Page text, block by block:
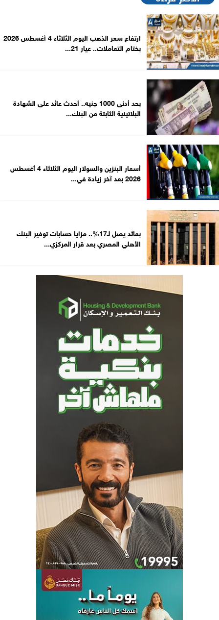
ارتفاع سعر الذهب اليوم الثلاثاء 4 أغسطس 2026
بختام التعاملات.. عيار 21...
بحد أدنى 1000 جنيه.. أحدث عائد على الشهادة
البلاتينية الثابتة من البنك...
أسعار البنزين والسولار اليوم الثلاثاء 4 أغسطس
2026 بعد آخر زيادة في...
بعائد يصل لـ17%.. مزايا حسابات توفير البنك
الأهلي المصري بعد قرار المركزي...